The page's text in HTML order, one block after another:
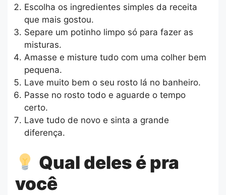
Escolha os ingredientes simples da receita
que mais gostou.
Separe um potinho limpo só para fazer as
misturas.
Amasse e misture tudo com uma colher bem
pequena.
Lave muito bem o seu rosto lá no banheiro.
Passe no rosto todo e aguarde o tempo
certo.
Lave tudo de novo e sinta a grande
diferença.
Qual deles é pra
você